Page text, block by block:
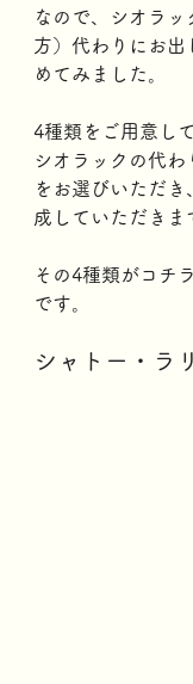
なので、シオラッ
方）代わりにお出
めてみました。
4種類をご用意し
シオラックの代わ
をお選びいただ
成していただきま
その4種類がコチ
です。
シャトー・ラ